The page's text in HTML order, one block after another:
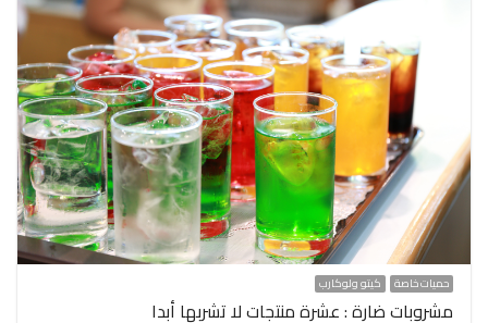
حميات خاصة كيتو ولوكارب
مشروبات ضارة : عشرة منتجات لا تشربها أبدا